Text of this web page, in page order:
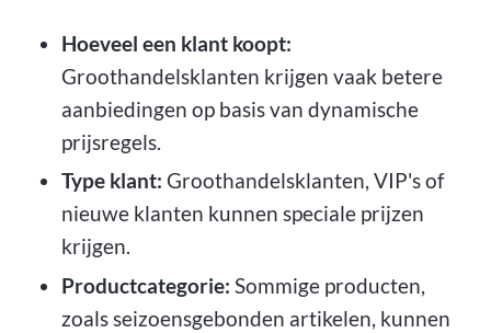
Hoeveel een klant koopt:
Groothandelsklanten krijgen vaak betere
aanbiedingen op basis van dynamische
prijsregels.
Type klant: Groothandelsklanten, VIP's of
nieuwe klanten kunnen speciale prijzen
krijgen.
Productcategorie: Sommige producten,
zoals seizoensgebonden artikelen, kunnen